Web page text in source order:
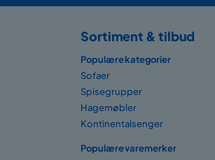
Sortiment & tilbud
Populære kategorier
Sofaer
Spisegrupper
Hagemøbler
Kontinentalsenger
Populære varemerker